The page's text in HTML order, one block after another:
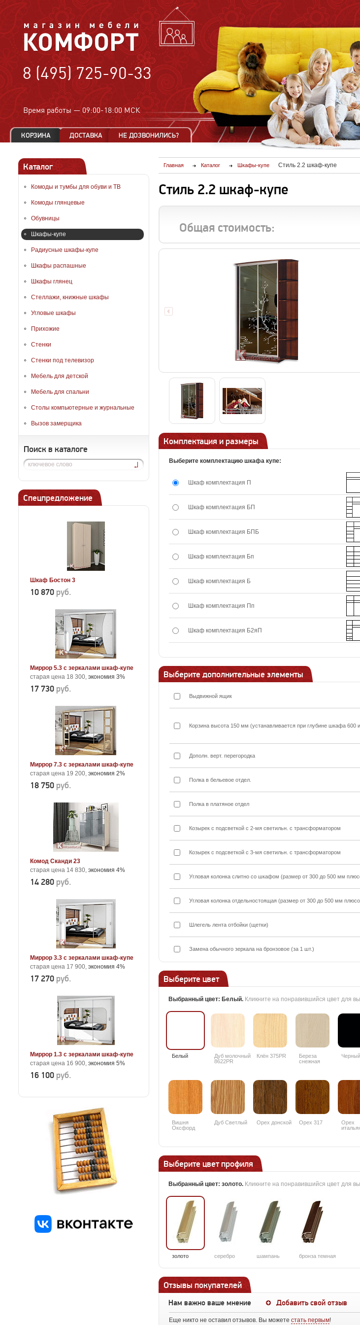
8 (495) 725-90-33
Время работы — 09:00-18:00 МСК
Каталог
Комоды и тумбы для обуви и ТВ
Комоды глянцевые
Обувницы
Шкафы-купе
Радиусные шкафы-купе
Шкафы распашные
Шкафы глянец
Стеллажи, книжные шкафы
Угловые шкафы
Прихожие
Стенки
Стенки под телевизор
Мебель для детской
Мебель для спальни
Столы компьютерные и журнальные
Вызов замерщика
Поиск в каталоге
Спецпредложение
Шкаф Бостон 3
10 870 руб.
Миррор 5.3 с зеркалами шкаф-купе
старая цена 18 300, экономия 3%
17 730 руб.
Миррор 7.3 с зеркалами шкаф-купе
старая цена 19 200, экономия 2%
18 750 руб.
Комод Сканди 23
старая цена 14 830, экономия 4%
14 280 руб.
Миррор 3.3 с зеркалами шкаф-купе
старая цена 17 900, экономия 4%
17 270 руб.
Миррор 1.3 с зеркалами шкаф-купе
старая цена 16 900, экономия 5%
16 100 руб.
Главная Каталог Шкафы-купе Стиль 2.2 шкаф-купе
Стиль 2.2 шкаф-купе
Общая стоимость:
Комплектация и размеры
Выберите комплектацию шкафа купе:
Шкаф комплектация П
Шкаф комплектация БП
Шкаф комплектация БПБ
Шкаф комплектация Бп
Шкаф комплектация Б
Шкаф комплектация Пп
Шкаф комплектация Б2яП
Выберите дополнительные элементы
Выдвижной ящик
Корзина высота 150 мм (устанавливается при глубине шкафа 600
Дополн. верт. перегородка
Полка в бельевое отдел.
Полка в платяное отдел
Козырек с подсветкой с 2-мя светильн. с трансформатором
Козырек с подсветкой с 3-мя светильн. с трансформатором
Угловая колонка слитно со шкафом (размер от 300 до 500 мм
Угловая колонка отдельностоящая (размер от 300 до 500 мм
Шлегель лента отбойки (щетки)
Замена обычного зеркала на бронзовое (за 1 шт.)
Выберите цвет
Выбранный цвет: Белый. Кликните на понравившийся цвет для
Белый
Дуб молочный
8622PR
Клён 375PR
Береза
снежная
Черный
Вишня
Оксфорд
Дуб Светлый Орех донской Орех 317
Орех
Выберите цвет профиля
Выбранный цвет: золото. Кликните на понравившийся цвет для
золото серебро шампань бронза темная
Отзывы покупателей
Нам важно ваше мнение Добавить свой отзыв
Еще никто не оставил отзывов. Вы можете стать первым!